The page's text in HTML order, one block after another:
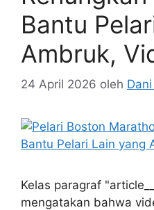
Bantu
Ambruk,
24 April 2026 oleh
Kelas paragraf
mengatakan bahwa